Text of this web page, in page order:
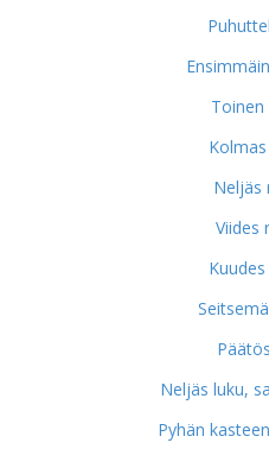
Toinen
Neljäs
Viides
Neljäs luku,
Pyhän